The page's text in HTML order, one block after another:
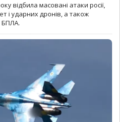
відбила масовані атаки росії,
і ударних дронів, а також
БПЛА.